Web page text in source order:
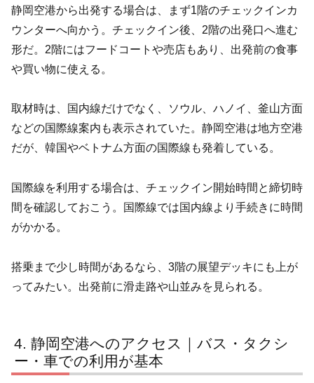
静岡空港から出発する場合は、まず1階のチェックインカ
ウンターへ向かう。チェックイン後、2階の出発口へ進む
形だ。2階にはフードコートや売店もあり、出発前の食事
や買い物に使える。
取材時は、国内線だけでなく、ソウル、ハノイ、釜山方面
などの国際線案内も表示されていた。静岡空港は地方空港
だが、韓国やベトナム方面の国際線も発着している。
国際線を利用する場合は、チェックイン開始時間と締切時
間を確認しておこう。国際線では国内線より手続きに時間
がかかる。
搭乗まで少し時間があるなら、3階の展望デッキにも上が
ってみたい。出発前に滑走路や山並みを見られる。
静岡空港へのアクセス｜バス・タクシ
ー・車での利用が基本